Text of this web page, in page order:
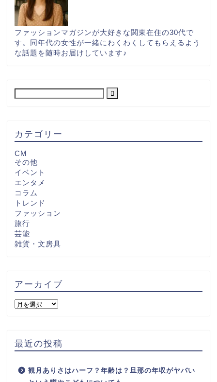
ファッションマガジンが大好きな関東在住の30代で
す。同年代の女性が一緒にわくわくしてもらえるよう
な話題を随時お届けしています♪
カテゴリー
CM
その他
イベント
エンタメ
コラム
トレンド
ファッション
旅行
芸能
雑貨・文房具
アーカイブ
最近の投稿
観月ありさはハーフ？年齢は？旦那の年収がヤバい